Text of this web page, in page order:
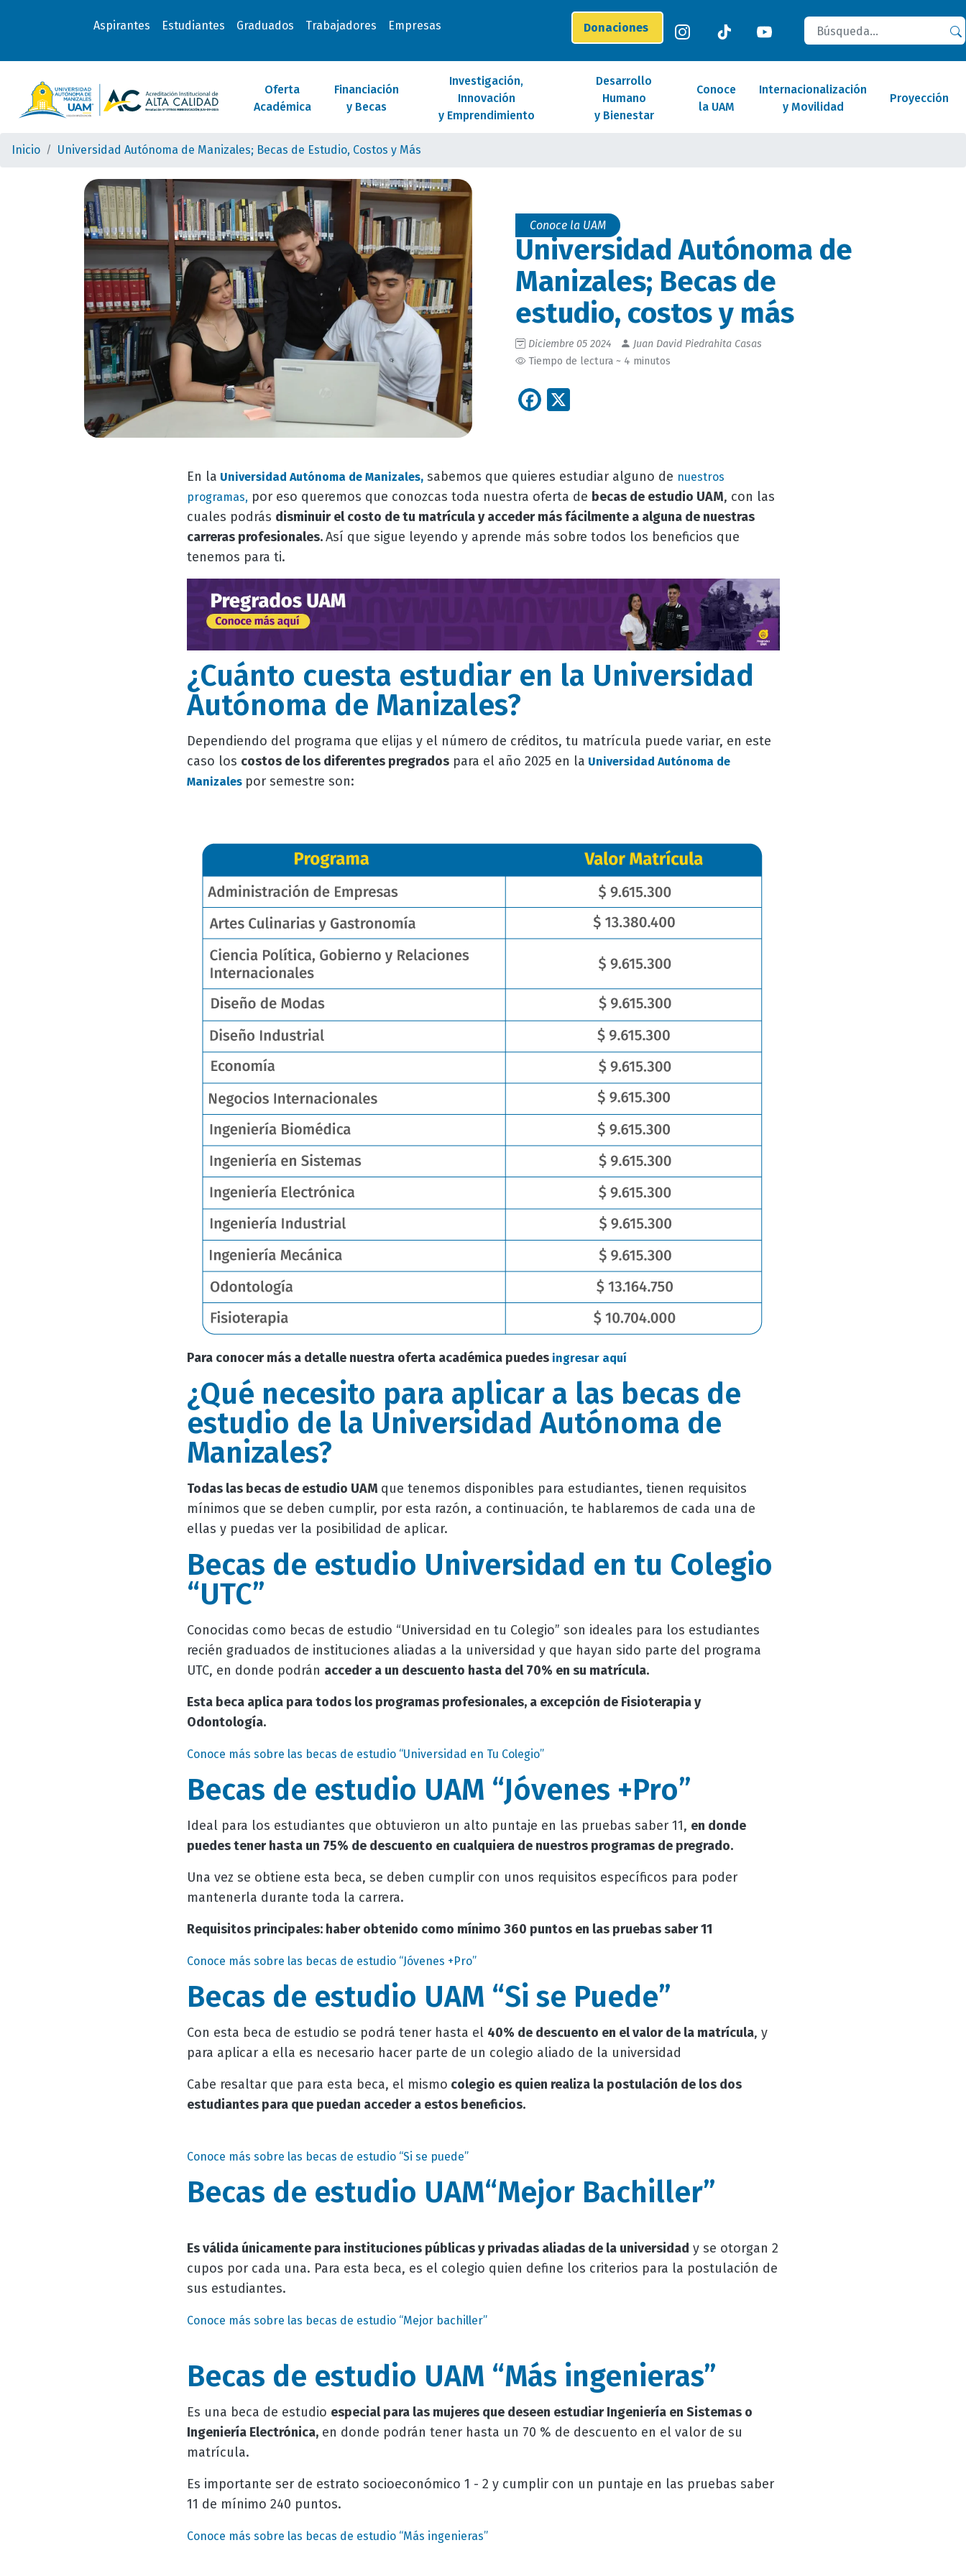
Aspirantes Estudiantes Graduados Trabajadores Empresas Donaciones
Buscar
Oferta
Académica
Financiación
y Becas
Investigación,
Innovación
y Emprendimiento
Desarrollo
Humano
y Bienestar
Conoce
la UAM
Internacionalización
y Movilidad
Proyección
Inicio Universidad Autónoma de Manizales; Becas de Estudio, Costos y Más
Conoce la UAM
Universidad Autónoma de
Manizales; Becas de
estudio, costos y más
Diciembre 05 2024
Juan David Piedrahita Casas
Tiempo de lectura ~ 4 minutos
Facebook
En la Universidad Autónoma de Manizales,sabemos que quieres estudiar alguno de nuestros
programas,por eso queremos que conozcas toda nuestra oferta de becas de estudio UAM, con las
cuales podrás disminuir el costo de tu matrícula y acceder más fácilmente a alguna de nuestras
carreras profesionales.Así que sigue leyendo y aprende más sobre todos los beneficios que
tenemos para ti.
¿Cuánto cuesta estudiar en la Universidad
Autónoma de Manizales?
Dependiendo del programa que elijas y el número de créditos, tu matrícula puede variar, en este
caso los costos de los diferentes pregradospara el año 2025 en la Universidad Autónoma de
Manizales por semestre son:
Para conocer más a detalle nuestra oferta académica puedes ingresar aquí
¿Qué necesito para aplicar a las becas de
estudio de la Universidad Autónoma de
Manizales?
Todas las becas de estudio UAM que tenemos disponibles para estudiantes, tienen requisitos
mínimos que se deben cumplir, por esta razón, a continuación, te hablaremos de cada una de
ellas y puedas ver la posibilidad de aplicar.
Becas de estudio Universidad en tu Colegio
“UTC”
Conocidas como becas de estudio “Universidad en tu Colegio” son ideales para los estudiantes
recién graduados de instituciones aliadas a la universidad y que hayan sido parte del programa
UTC, en donde podrán acceder a un descuento hasta del 70% en su matrícula.
Esta beca aplica para todos los programas profesionales, a excepción de Fisioterapia y
Odontología.
Conoce más sobre las becas de estudio “Universidad en Tu Colegio”
Becas de estudio UAM “Jóvenes +Pro”
Ideal para los estudiantes que obtuvieron un alto puntaje en las pruebas saber 11, en donde
puedes tener hasta un 75% de descuento en cualquiera de nuestros programas de pregrado.
Una vez se obtiene esta beca, se deben cumplir con unos requisitos específicos para poder
mantenerla durante toda la carrera.
Requisitos principales: haber obtenido como mínimo 360 puntos en las pruebas saber 11
Conoce más sobre las becas de estudio “Jóvenes +Pro”
Becas de estudio UAM “Si se Puede”
Con esta beca de estudio se podrá tener hasta el 40% de descuento en el valor de la matrícula, y
para aplicar a ella es necesario hacer parte de un colegio aliado de la universidad
Cabe resaltar que para esta beca, el mismo colegio es quien realiza la postulación de los dos
estudiantes para que puedan acceder a estos beneficios.
Conoce más sobre las becas de estudio “Si se puede”
Becas de estudio UAM“Mejor Bachiller”
Es válida únicamente para instituciones públicas y privadas aliadas de la universidad y se otorgan 2
cupos por cada una. Para esta beca, es el colegio quien define los criterios para la postulación de
sus estudiantes.
Conoce más sobre las becas de estudio “Mejor bachiller”
Becas de estudio UAM “Más ingenieras”
Es una beca de estudio especial para las mujeres que deseen estudiar Ingeniería en Sistemas o
Ingeniería Electrónica,en donde podrán tener hasta un 70 % de descuento en el valor de su
matrícula.
Es importante ser de estrato socioeconómico 1 - 2 y cumplir con un puntaje en las pruebas saber
11 de mínimo 240 puntos.
Conoce más sobre las becas de estudio “Más ingenieras”